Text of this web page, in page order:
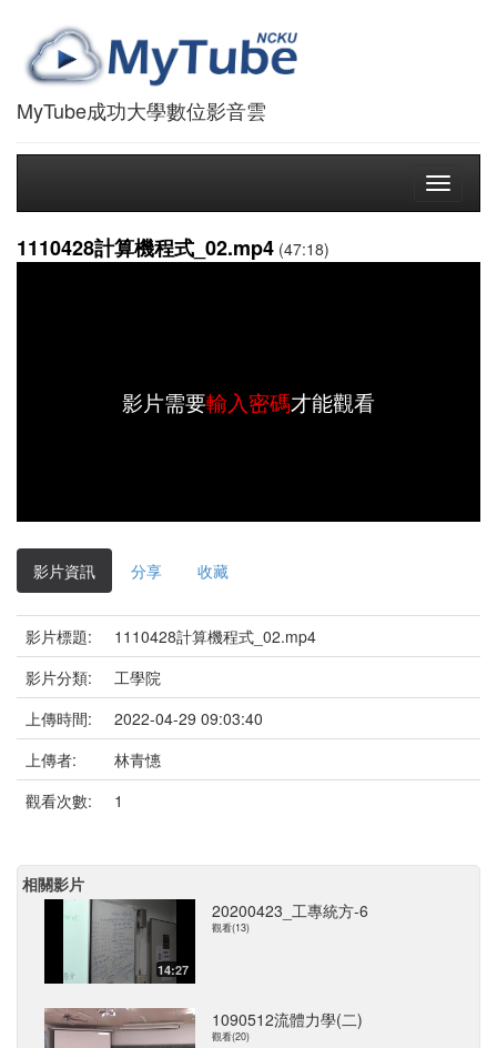
MyTube成功大學數位影音雲
Toggle
1110428計算機程式_02.mp4 (47:18)
影片需要輸入密碼才能觀看
影片資訊 分享 收藏
影片標題:
1110428計算機程式_02.mp4
影片分類:
工學院
上傳時間:
2022-04-29 09:03:40
上傳者:
林青憓
觀看次數:
1
相關影片
14:27
20200423_工專統方-6
觀看(13)
1090512流體力學(二)
觀看(20)